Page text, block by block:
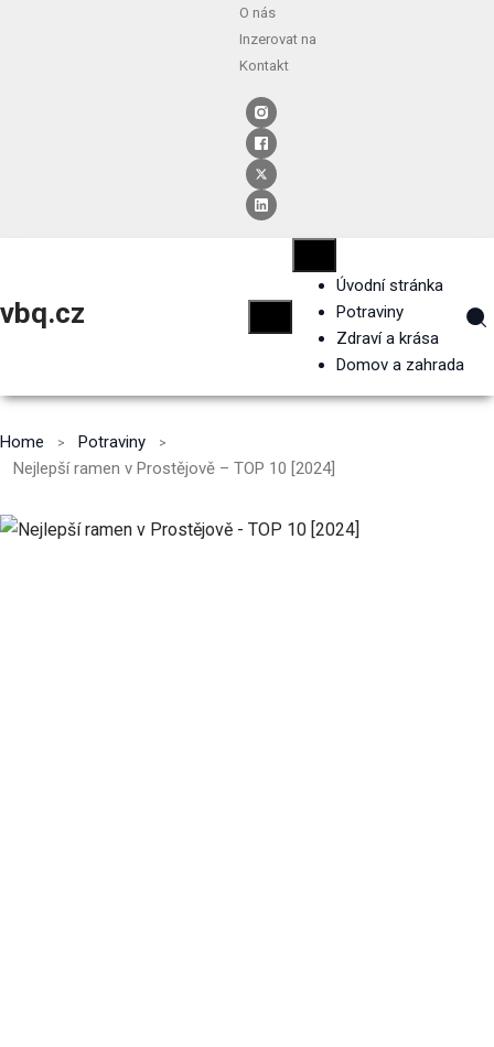
O nás
Inzerovat na
Kontakt
vbq.cz
Úvodní stránka
Potraviny
Zdraví a krása
Domov a zahrada
Home
Potraviny
Nejlepší ramen v Prostějově – TOP 10 [2024]